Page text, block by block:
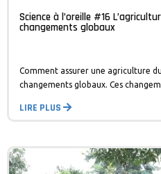
Science à l’oreille #16
changements globaux
Comment assurer une agriculture
changements globaux. Ces
LIRE PLUS